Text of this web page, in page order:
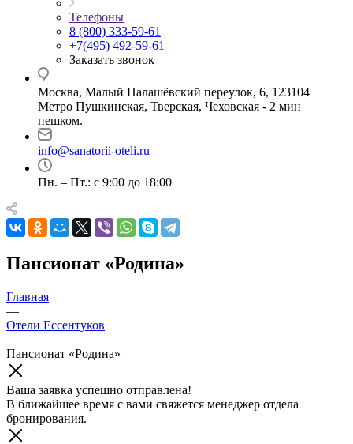
Телефоны
8 (800) 333-59-61
+7(495) 492-59-61
Заказать звонок
Москва, Малый Палашёвский переулок, 6, 123104
Метро Пушкинская, Тверская, Чеховская - 2 мин
пешком.
info@sanatorii-oteli.ru
Пн. – Пт.: с 9:00 до 18:00
Пансионат «Родина»
Главная
—
Отели Ессентуков
—
Пансионат «Родина»
Ваша заявка успешно отправлена!
В ближайшее время с вами свяжется менеджер отдела
бронирования.